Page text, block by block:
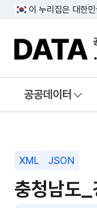
이 누리집은 대한
공공데이터
XML JSON
충청남도